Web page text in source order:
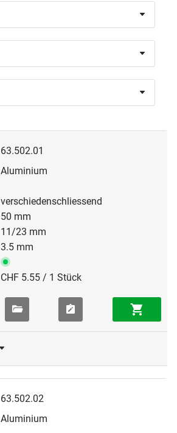
63.502.01
Aluminium
verschiedenschliessend
50 mm
11/23 mm
3.5 mm
CHF 5.55 / 1 Stück
63.502.02
Aluminium